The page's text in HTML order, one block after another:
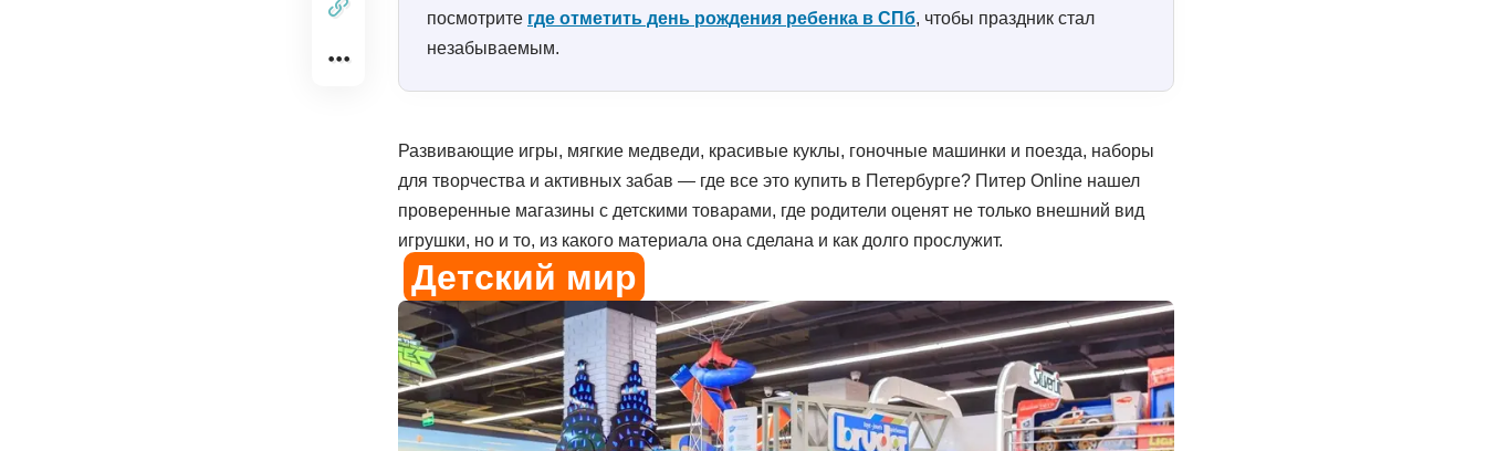
посмотрите где отметить день рождения ребенка в СПб, чтобы праздник стал
незабываемым.
Развивающие игры, мягкие медведи, красивые куклы, гоночные машинки и поезда, наборы
для творчества и активных забав — где все это купить в Петербурге? Питер Online нашел
проверенные магазины с детскими товарами, где родители оценят не только внешний вид
игрушки, но и то, из какого материала она сделана и как долго прослужит.
Детский мир